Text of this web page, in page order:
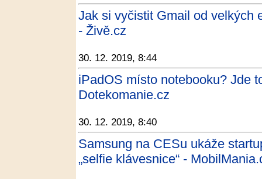
Jak si vyčistit Gmail od velkých
- Živě.cz
30. 12. 2019, 8:44
iPadOS místo notebooku? Jde
Dotekomanie.cz
30. 12. 2019, 8:40
Samsung na CESu ukáže
„selfie klávesnice“ -